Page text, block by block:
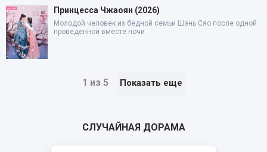
Принцесса Чжаоян (2026)
Молодой человек из бедной семьи Шэнь Сяо после одной
проведенной вместе ночи
1 из 5 Показать еще
СЛУЧАЙНАЯ ДОРАМА